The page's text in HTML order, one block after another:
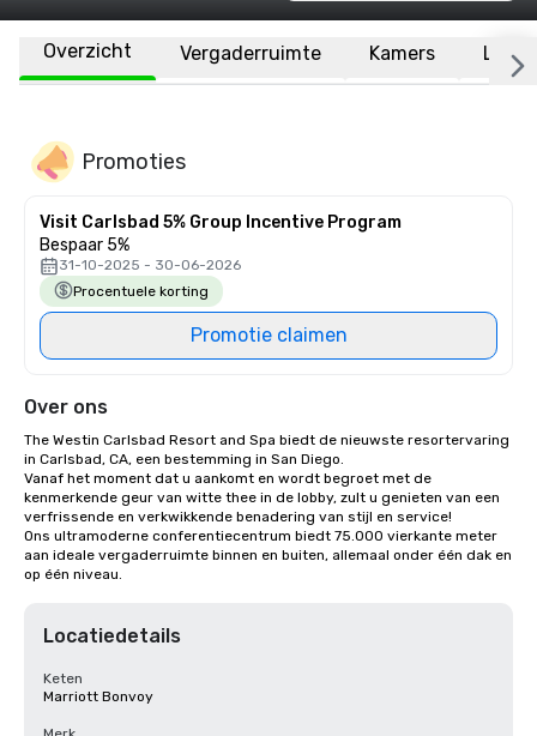
Overzicht Vergaderruimte Kamers
Promoties
Visit Carlsbad 5% Group Incentive Program
Bespaar 5%
31-10-2025 - 30-06-2026
Procentuele korting
Promotie claimen
Over ons
The Westin Carlsbad Resort and Spa biedt de nieuwste resortervaring
in Carlsbad, CA, een bestemming in San Diego.
Vanaf het moment dat u aankomt en wordt begroet met de
kenmerkende geur van witte thee in de lobby, zult u genieten van een
verfrissende en verkwikkende benadering van stijl en service!
Ons ultramoderne conferentiecentrum biedt 75.000 vierkante meter
aan ideale vergaderruimte binnen en buiten, allemaal onder één dak en
op één niveau.
Locatiedetails
Keten
Marriott Bonvoy